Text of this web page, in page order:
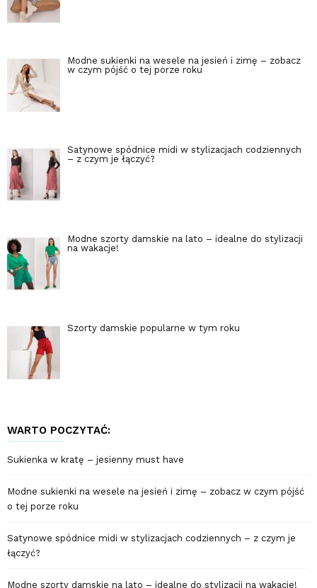
Modne sukienki na wesele na jesień i zimę – zobacz
w czym pójść o tej porze roku
Satynowe spódnice midi w stylizacjach codziennych
– z czym je łączyć?
Modne szorty damskie na lato – idealne do stylizacji
na wakacje!
Szorty damskie popularne w tym roku
WARTO POCZYTAĆ:
Sukienka w kratę – jesienny must have
Modne sukienki na wesele na jesień i zimę – zobacz w czym pójść
o tej porze roku
Satynowe spódnice midi w stylizacjach codziennych – z czym je
łączyć?
Modne szorty damskie na lato – idealne do stylizacji na wakacje!